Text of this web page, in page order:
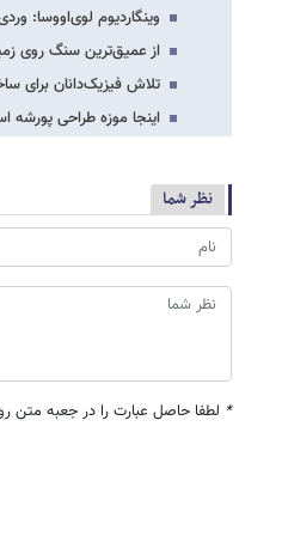
وینگاردیوم لوی‌اووسا:
از عمیق‌ترین سنگ روی
تلاش فیزیک‌دانان برای
اینجا موزه طراحی پورشه
نظر شما
* لطفا حاصل عبارت را در جعبه متن